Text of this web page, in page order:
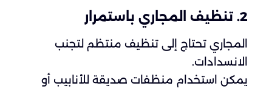
2. تنظيف المجاري باستمرار
المجاري تحتاج إلى تنظيف منتظم لتجنب
الانسدادات.
يمكن استخدام منظفات صديقة للأنابيب أو